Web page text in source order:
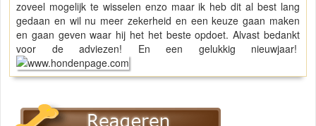
zoveel mogelijk te wisselen enzo maar ik heb dit al best lang
gedaan en wil nu meer zekerheid en een keuze gaan maken
en gaan geven waar hij het het beste opdoet. Alvast bedankt
voor de adviezen! En een gelukkig nieuwjaar!